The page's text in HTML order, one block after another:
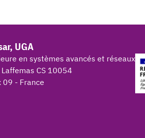
UGA
en systèmes avancés et réseaux
CS 10054
09 - France